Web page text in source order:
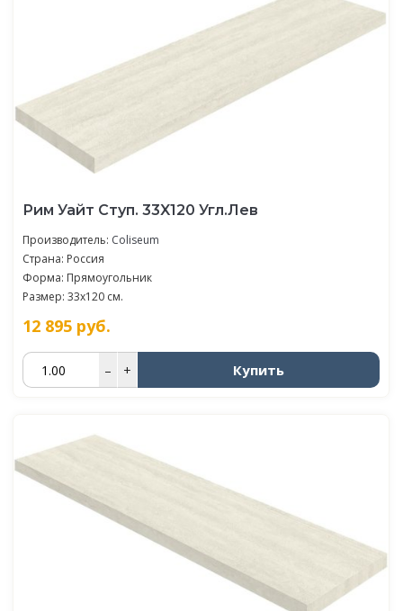
Рим Уайт Ступ. 33X120 Угл.Лев
Производитель: Coliseum
Страна: Россия
Форма: Прямоугольник
Размер: 33x120 см.
12 895 руб.
– + Купить